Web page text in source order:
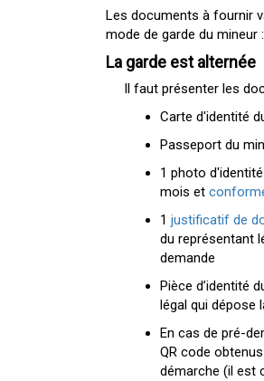
Les documents à fournir
mode de garde du mineur :
La garde est alternée
Il faut présenter les
Carte d'identité
Passeport du
1 photo
mois et
1justificatif de
du représentant
demande
Pièce d’identité
légal qui dépose
En cas de pré-
QR code
démarche (il est